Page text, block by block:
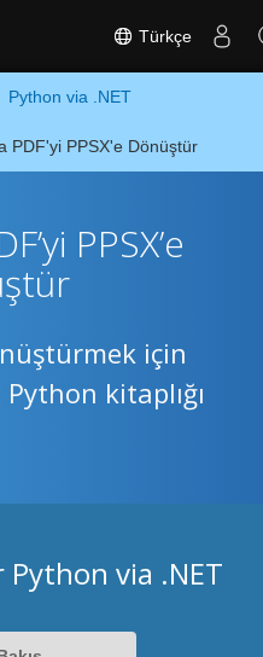
Türkçe
Python via .NET
PDF'yi PPSX'e Dönüştür
PPSX’e
için
kitaplığı
Python via .NET